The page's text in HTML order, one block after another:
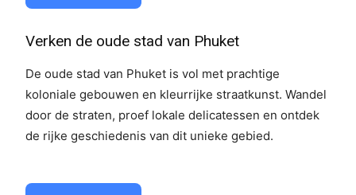
Verken de oude stad van Phuket
De oude stad van Phuket is vol met prachtige
koloniale gebouwen en kleurrijke straatkunst. Wandel
door de straten, proef lokale delicatessen en ontdek
de rijke geschiedenis van dit unieke gebied.